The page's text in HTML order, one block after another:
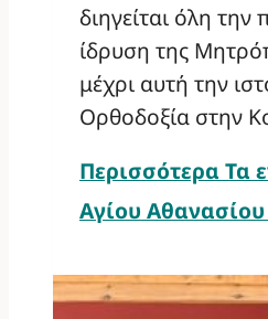
διηγείται όλη
ίδρυση της
μέχρι αυτή την
Ορθοδοξία στην
Περισσότερα Τα
Αγίου Αθανασίου